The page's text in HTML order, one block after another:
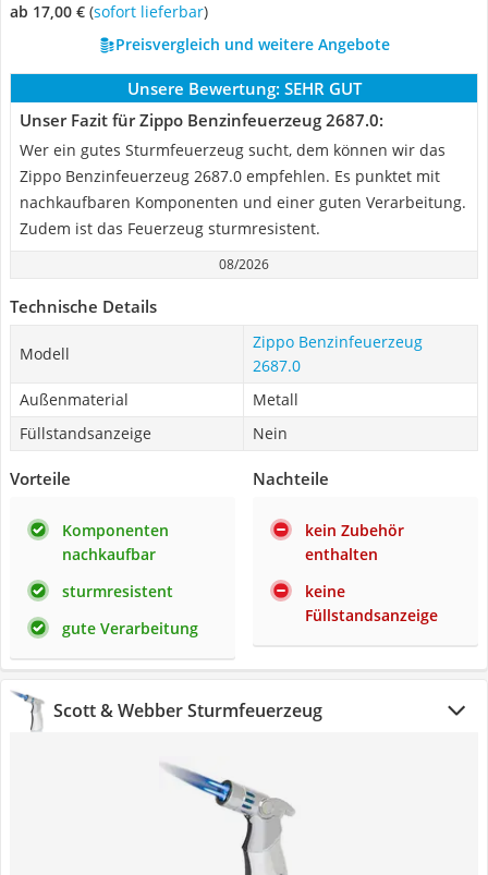
ab 17,00 € ( Sofort lieferbar)
Preisvergleich und weitere Angebote
Unsere Bewertung: SEHR GUT
Unser Fazit für Zippo Benzinfeuerzeug 2687.0:
Wer ein gutes Sturmfeuerzeug sucht, dem können wir das
Zippo Benzinfeuerzeug 2687.0 empfehlen. Es punktet mit
nachkaufbaren Komponenten und einer guten Verarbeitung.
Zudem ist das Feuerzeug sturmresistent.
08/2026
Technische Details
Modell
Zippo Benzinfeuerzeug
2687.0
Außenmaterial
Metall
Füllstandsanzeige
Nein
Vorteile
Komponenten
nachkaufbar
sturmresistent
gute Verarbeitung
Nachteile
kein Zubehör
enthalten
keine
Füllstandsanzeige
Scott & Webber Sturmfeuerzeug